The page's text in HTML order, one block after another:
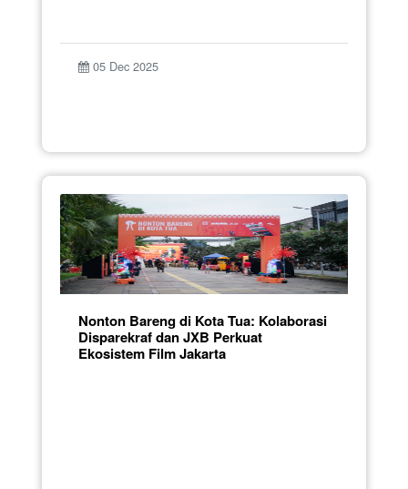
05 Dec 2025
Nonton Bareng di Kota Tua: Kolaborasi
Disparekraf dan JXB Perkuat
Ekosistem Film Jakarta